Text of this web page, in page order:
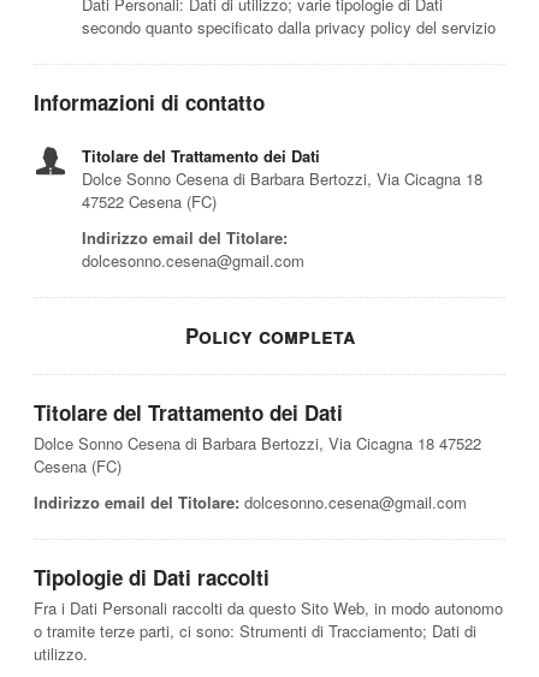
secondo quanto specificato dalla privacy policy del servizio
Informazioni di contatto
Titolare del Trattamento dei Dati
Dolce Sonno Cesena di Barbara Bertozzi, Via Cicagna 18
47522 Cesena (FC)
Indirizzo email del Titolare:
dolcesonno.cesena@gmail.com
Policy completa
Titolare del Trattamento dei Dati
Dolce Sonno Cesena di Barbara Bertozzi, Via Cicagna 18 47522
Cesena (FC)
Indirizzo email del Titolare: dolcesonno.cesena@gmail.com
Tipologie di Dati raccolti
Fra i Dati Personali raccolti da questo Sito Web, in modo autonomo
o tramite terze parti, ci sono: Strumenti di Tracciamento; Dati di
utilizzo.